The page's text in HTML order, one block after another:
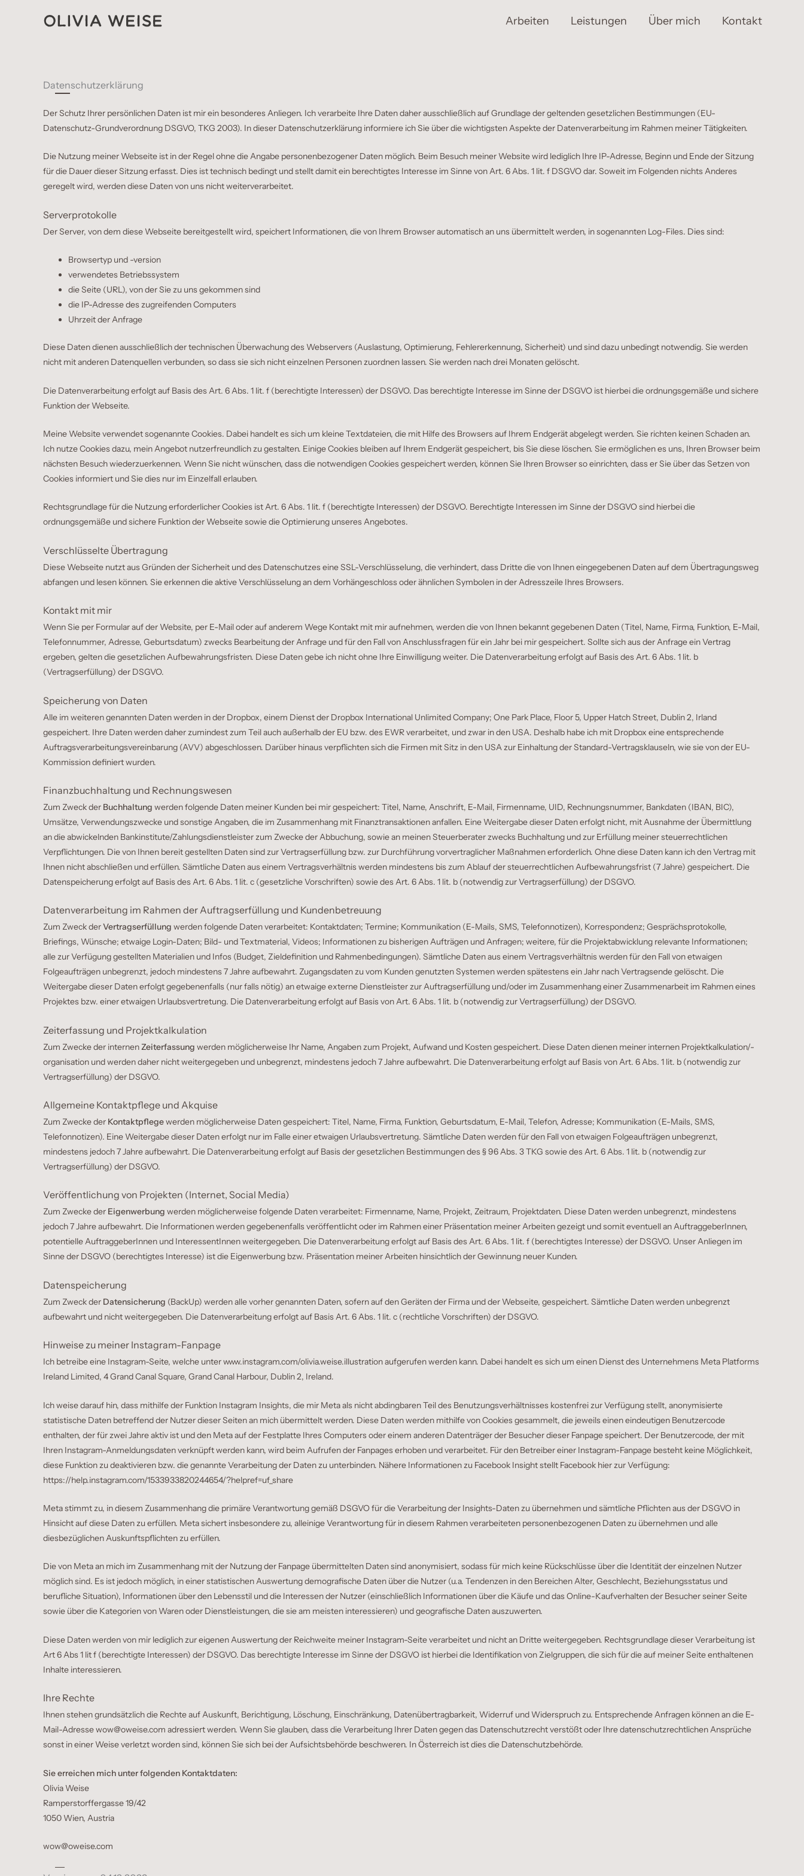
Arbeiten Leistungen Über mich Kontakt
Datenschutz­erklärung
Der Schutz Ihrer persönlichen Daten ist mir ein besonderes Anliegen. Ich verarbeite Ihre Daten daher ausschließlich auf Grundlage der geltenden gesetzlichen Bestimmungen (EU-
Datenschutz-Grundverordnung DSGVO, TKG 2003). In dieser Datenschutzerklärung informiere ich Sie über die wichtigsten Aspekte der Datenverarbeitung im Rahmen meiner Tätigkeiten.
Die Nutzung meiner Webseite ist in der Regel ohne die Angabe personenbezogener Daten möglich. Beim Besuch meiner Website wird lediglich Ihre IP-Adresse, Beginn und Ende der Sitzung
für die Dauer dieser Sitzung erfasst. Dies ist technisch bedingt und stellt damit ein berechtigtes Interesse im Sinne von Art. 6 Abs. 1 lit. f DSGVO dar. Soweit im Folgenden nichts Anderes
geregelt wird, werden diese Daten von uns nicht weiterverarbeitet.
Serverprotokolle
Der Server, von dem diese Webseite bereitgestellt wird, speichert Informationen, die von Ihrem Browser automatisch an uns übermittelt werden, in sogenannten Log-Files. Dies sind:
Browsertyp und -version
verwendetes Betriebssystem
die Seite (URL), von der Sie zu uns gekommen sind
die IP-Adresse des zugreifenden Computers
Uhrzeit der Anfrage
Diese Daten dienen ausschließlich der technischen Überwachung des Webservers (Auslastung, Optimierung, Fehlererkennung, Sicherheit) und sind dazu unbedingt notwendig. Sie werden
nicht mit anderen Datenquellen verbunden, so dass sie sich nicht einzelnen Personen zuordnen lassen. Sie werden nach drei Monaten gelöscht.
Die Datenverarbeitung erfolgt auf Basis des Art. 6 Abs. 1 lit. f (berechtigte Interessen) der DSGVO. Das berechtigte Interesse im Sinne der DSGVO ist hierbei die ordnungsgemäße und sichere
Funktion der Webseite.
Meine Website verwendet sogenannte Cookies. Dabei handelt es sich um kleine Textdateien, die mit Hilfe des Browsers auf Ihrem Endgerät abgelegt werden. Sie richten keinen Schaden an.
Ich nutze Cookies dazu, mein Angebot nutzerfreundlich zu gestalten. Einige Cookies bleiben auf Ihrem Endgerät gespeichert, bis Sie diese löschen. Sie ermöglichen es uns, Ihren Browser beim
nächsten Besuch wiederzuerkennen. Wenn Sie nicht wünschen, dass die notwendigen Cookies gespeichert werden, können Sie Ihren Browser so einrichten, dass er Sie über das Setzen von
Cookies informiert und Sie dies nur im Einzelfall erlauben.
Rechtsgrundlage für die Nutzung erforderlicher Cookies ist Art. 6 Abs. 1 lit. f (berechtigte Interessen) der DSGVO. Berechtigte Interessen im Sinne der DSGVO sind hierbei die
ordnungsgemäße und sichere Funktion der Webseite sowie die Optimierung unseres Angebotes.
Verschlüsselte Übertragung
Diese Webseite nutzt aus Gründen der Sicherheit und des Datenschutzes eine SSL-Verschlüsselung, die verhindert, dass Dritte die von Ihnen eingegebenen Daten auf dem Übertragungsweg
abfangen und lesen können. Sie erkennen die aktive Verschlüsselung an dem Vorhängeschloss oder ähnlichen Symbolen in der Adresszeile Ihres Browsers.
Kontakt mit mir
Wenn Sie per Formular auf der Website, per E-Mail oder auf anderem Wege Kontakt mit mir aufnehmen, werden die von Ihnen bekannt gegebenen Daten (Titel, Name, Firma, Funktion, E-Mail,
Telefonnummer, Adresse, Geburtsdatum) zwecks Bearbeitung der Anfrage und für den Fall von Anschlussfragen für ein Jahr bei mir gespeichert. Sollte sich aus der Anfrage ein Vertrag
ergeben, gelten die gesetzlichen Aufbewahrungsfristen. Diese Daten gebe ich nicht ohne Ihre Einwilligung weiter. Die Datenverarbeitung erfolgt auf Basis des Art. 6 Abs. 1 lit. b
(Vertragserfüllung) der DSGVO.
Speicherung von Daten
Alle im weiteren genannten Daten werden in der Dropbox, einem Dienst der Dropbox International Unlimited Company; One Park Place, Floor 5, Upper Hatch Street, Dublin 2, Irland
gespeichert. Ihre Daten werden daher zumindest zum Teil auch außerhalb der EU bzw. des EWR verarbeitet, und zwar in den USA. Deshalb habe ich mit Dropbox eine entsprechende
Auftragsverarbeitungsvereinbarung (AVV) abgeschlossen. Darüber hinaus verpflichten sich die Firmen mit Sitz in den USA zur Einhaltung der Standard-Vertragsklauseln, wie sie von der EU-
Kommission definiert wurden.
Finanzbuchhaltung und Rechnungswesen
Zum Zweck der Buchhaltung werden folgende Daten meiner Kunden bei mir gespeichert: Titel, Name, Anschrift, E-Mail, Firmenname, UID, Rechnungsnummer, Bankdaten (IBAN, BIC),
Umsätze, Verwendungszwecke und sonstige Angaben, die im Zusammenhang mit Finanztransaktionen anfallen. Eine Weitergabe dieser Daten erfolgt nicht, mit Ausnahme der Übermittlung
an die abwickelnden Bankinstitute/Zahlungsdienstleister zum Zwecke der Abbuchung, sowie an meinen Steuerberater zwecks Buchhaltung und zur Erfüllung meiner steuerrechtlichen
Verpflichtungen. Die von Ihnen bereit gestellten Daten sind zur Vertragserfüllung bzw. zur Durchführung vorvertraglicher Maßnahmen erforderlich. Ohne diese Daten kann ich den Vertrag mit
Ihnen nicht abschließen und erfüllen. Sämtliche Daten aus einem Vertragsverhältnis werden mindestens bis zum Ablauf der steuerrechtlichen Aufbewahrungsfrist (7 Jahre) gespeichert. Die
Datenspeicherung erfolgt auf Basis des Art. 6 Abs. 1 lit. c (gesetzliche Vorschriften) sowie des Art. 6 Abs. 1 lit. b (notwendig zur Vertragserfüllung) der DSGVO.
Datenverarbeitung im Rahmen der Auftragserfüllung und Kundenbetreuung
Zum Zweck derVertragserfüllung werden folgende Daten verarbeitet: Kontaktdaten; Termine; Kommunikation (E-Mails, SMS, Telefonnotizen), Korrespondenz; Gesprächsprotokolle,
Briefings, Wünsche; etwaige Login-Daten; Bild- und Textmaterial, Videos; Informationen zu bisherigen Aufträgen und Anfragen; weitere, für die Projektabwicklung relevante Informationen;
alle zur Verfügung gestellten Materialien und Infos (Budget, Zieldefinition und Rahmenbedingungen). Sämtliche Daten aus einem Vertragsverhältnis werden für den Fall von etwaigen
Folgeaufträgen unbegrenzt, jedoch mindestens 7 Jahre aufbewahrt. Zugangsdaten zu vom Kunden genutzten Systemen werden spätestens ein Jahr nach Vertragsende gelöscht. Die
Weitergabe dieser Daten erfolgt gegebenenfalls (nur falls nötig) an etwaige externe Dienstleister zur Auftragserfüllung und/oder im Zusammenhang einer Zusammenarbeit im Rahmen eines
Projektes bzw. einer etwaigen Urlaubsvertretung. Die Datenverarbeitung erfolgt auf Basis von Art. 6 Abs. 1 lit. b (notwendig zur Vertragserfüllung) der DSGVO.
Zeiterfassung und Projektkalkulation
Zum Zwecke der internenZeiterfassung werden möglicherweise Ihr Name, Angaben zum Projekt, Aufwand und Kosten gespeichert. Diese Daten dienen meiner internen Projektkalkulation/-
organisation und werden daher nicht weitergegeben und unbegrenzt, mindestens jedoch 7 Jahre aufbewahrt. Die Datenverarbeitung erfolgt auf Basis von Art. 6 Abs. 1 lit. b (notwendig zur
Vertragserfüllung) der DSGVO.
Allgemeine Kontaktpflege und Akquise
Zum Zwecke der Kontaktpflegewerden möglicherweise Daten gespeichert: Titel, Name, Firma, Funktion, Geburtsdatum, E-Mail, Telefon, Adresse; Kommunikation (E-Mails, SMS,
Telefonnotizen). Eine Weitergabe dieser Daten erfolgt nur im Falle einer etwaigen Urlaubsvertretung. Sämtliche Daten werden für den Fall von etwaigen Folgeaufträgen unbegrenzt,
mindestens jedoch 7 Jahre aufbewahrt. Die Datenverarbeitung erfolgt auf Basis der gesetzlichen Bestimmungen des § 96 Abs. 3 TKG sowie des Art. 6 Abs. 1 lit. b (notwendig zur
Vertragserfüllung) der DSGVO.
Veröffentlichung von Projekten (Internet, Social Media)
Zum Zwecke der Eigenwerbung werden möglicherweise folgende Daten verarbeitet: Firmenname, Name, Projekt, Zeitraum, Projektdaten. Diese Daten werden unbegrenzt, mindestens
jedoch 7 Jahre aufbewahrt. Die Informationen werden gegebenenfalls veröffentlicht oder im Rahmen einer Präsentation meiner Arbeiten gezeigt und somit eventuell an AuftraggeberInnen,
potentielle AuftraggeberInnen und InteressentInnen weitergegeben. Die Datenverarbeitung erfolgt auf Basis des Art. 6 Abs. 1 lit. f (berechtigtes Interesse) der DSGVO. Unser Anliegen im
Sinne der DSGVO (berechtigtes Interesse) ist die Eigenwerbung bzw. Präsentation meiner Arbeiten hinsichtlich der Gewinnung neuer Kunden.
Datenspeicherung
Zum Zweck der Datensicherung (BackUp) werden alle vorher genannten Daten, sofern auf den Geräten der Firma und der Webseite, gespeichert. Sämtliche Daten werden unbegrenzt
aufbewahrt und nicht weitergegeben. Die Datenverarbeitung erfolgt auf Basis Art. 6 Abs. 1 lit. c (rechtliche Vorschriften) der DSGVO.
Hinweise zu meiner Instagram-Fanpage
Ich betreibe eine Instagram-Seite, welche unterwww.instagram.com/olivia.weise.illustrationaufgerufen werden kann. Dabei handelt es sich um einen Dienst des Unternehmens Meta Platforms
Ireland Limited, 4 Grand Canal Square, Grand Canal Harbour, Dublin 2, Ireland.
Ich weise darauf hin, dass mithilfe der Funktion Instagram Insights, die mir Meta als nicht abdingbaren Teil des Benutzungsverhältnisses kostenfrei zur Verfügung stellt, anonymisierte
statistische Daten betreffend der Nutzer dieser Seiten an mich übermittelt werden. Diese Daten werden mithilfe von Cookies gesammelt, die jeweils einen eindeutigen Benutzercode
enthalten, der für zwei Jahre aktiv ist und den Meta auf der Festplatte Ihres Computers oder einem anderen Datenträger der Besucher dieser Fanpage speichert. Der Benutzercode, der mit
Ihren Instagram-Anmeldungsdaten verknüpft werden kann, wird beim Aufrufen der Fanpages erhoben und verarbeitet. Für den Betreiber einer Instagram-Fanpage besteht keine Möglichkeit,
diese Funktion zu deaktivieren bzw. die genannte Verarbeitung der Daten zu unterbinden. Nähere Informationen zu Facebook Insight stellt Facebook hier zur Verfügung:
https://help.instagram.com/1533933820244654/?helpref=uf_share
Meta stimmt zu, in diesem Zusammenhang die primäre Verantwortung gemäß DSGVO für die Verarbeitung der Insights-Daten zu übernehmen und sämtliche Pflichten aus der DSGVO in
Hinsicht auf diese Daten zu erfüllen. Meta sichert insbesondere zu, alleinige Verantwortung für in diesem Rahmen verarbeiteten personenbezogenen Daten zu übernehmen und alle
diesbezüglichen Auskunftspflichten zu erfüllen.
Die von Meta an mich im Zusammenhang mit der Nutzung der Fanpage übermittelten Daten sind anonymisiert, sodass für mich keine Rückschlüsse über die Identität der einzelnen Nutzer
möglich sind. Es ist jedoch möglich, in einer statistischen Auswertung demografische Daten über die Nutzer (u.a. Tendenzen in den Bereichen Alter, Geschlecht, Beziehungsstatus und
berufliche Situation), Informationen über den Lebensstil und die Interessen der Nutzer (einschließlich Informationen über die Käufe und das Online-Kaufverhalten der Besucher seiner Seite
sowie über die Kategorien von Waren oder Dienstleistungen, die sie am meisten interessieren) und geografische Daten auszuwerten.
Diese Daten werden von mir lediglich zur eigenen Auswertung der Reichweite meiner Instagram-Seite verarbeitet und nicht an Dritte weitergegeben. Rechtsgrundlage dieser Verarbeitung ist
Art 6 Abs 1 lit f (berechtigte Interessen) der DSGVO. Das berechtigte Interesse im Sinne der DSGVO ist hierbei die Identifikation von Zielgruppen, die sich für die auf meiner Seite enthaltenen
Inhalte interessieren.
Ihre Rechte
Ihnen stehen grundsätzlich die Rechte auf Auskunft, Berichtigung, Löschung, Einschränkung, Datenübertragbarkeit, Widerruf und Widerspruch zu. Entsprechende Anfragen können an die E-
Mail-Adressewow@oweise.com adressiert werden. Wenn Sie glauben, dass die Verarbeitung Ihrer Daten gegen das Datenschutzrecht verstößt oder Ihre datenschutzrechtlichen Ansprüche
sonst in einer Weise verletzt worden sind, können Sie sich bei der Aufsichtsbehörde beschweren. In Österreich ist dies die Datenschutzbehörde.
Sie erreichen mich unter folgenden Kontaktdaten:
Olivia Weise
Ramperstorffergasse 19/42
1050 Wien, Austria
wow@oweise.com